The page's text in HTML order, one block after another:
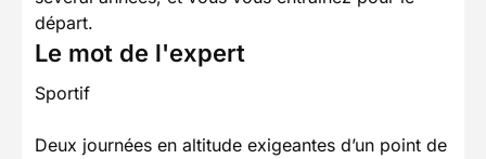
départ.
Le mot de l'expert
Sportif
Deux journées en altitude exigeantes d’un point de